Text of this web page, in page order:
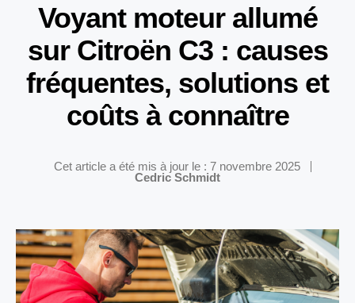
Voyant moteur allumé
sur Citroën C3 : causes
fréquentes, solutions et
coûts à connaître
Cet article a été mis à jour le : 7 novembre 2025
Cedric Schmidt